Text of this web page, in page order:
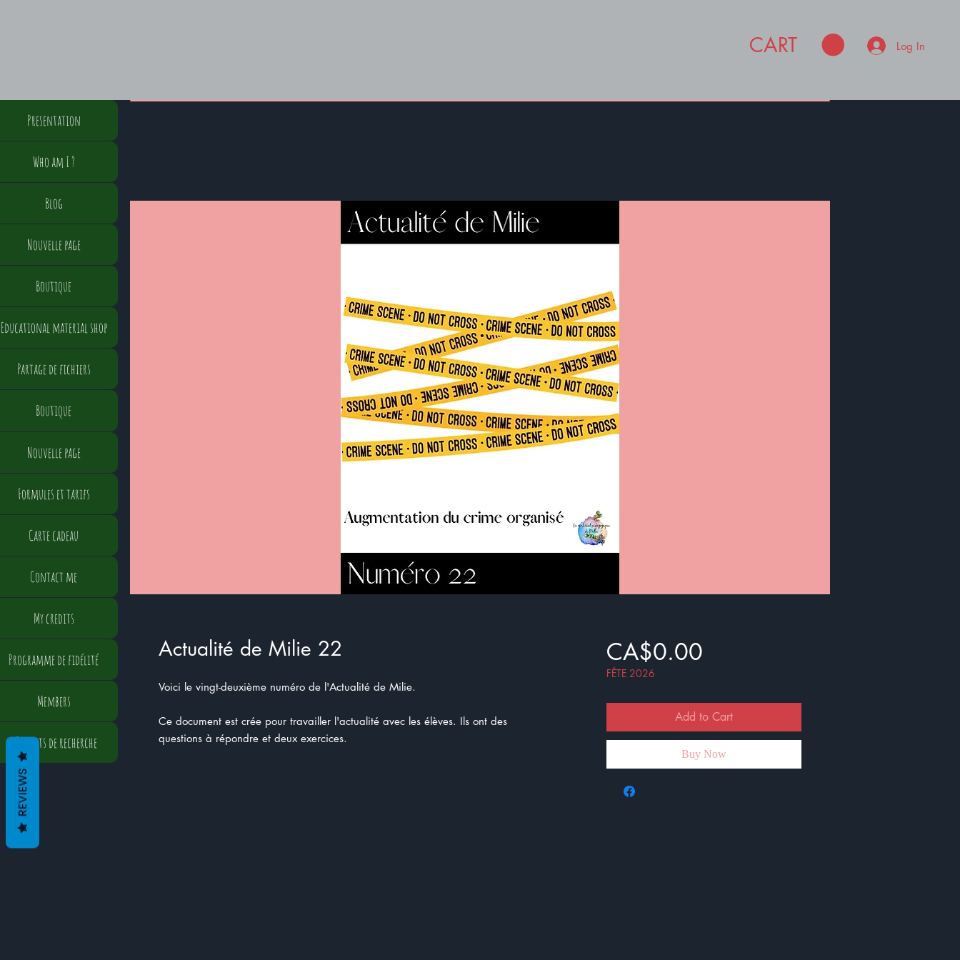
CART Log In
Actualité de Milie 22
Voici le vingt-deuxième numéro de l'Actualité de Milie.
Ce document est crée pour travailler l'actualité avec les élèves. Ils ont des
questions à répondre et deux exercices.
CA$0.00Price
FÊTE 2026
Add to Cart
Buy Now
Presentation
Who am I ?
Blog
Nouvelle page
Boutique
Educational material shop
Partage de fichiers
Boutique
Nouvelle page
Formules et tarifs
Carte cadeau
Contact me
My credits
Programme de fidélité
Members
Résultats de recherche
REVIEWS